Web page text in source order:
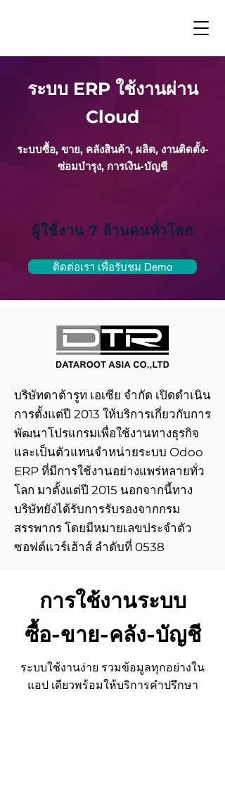
ระบบ ERP ใช้งานผ่าน
Cloud
ระบบซื้อ, ขาย, คลังสินค้า, ผลิต, งานติดตั้ง-
ซ่อมบำรุง, การเงิน-บัญชี
ผู้ใช้งาน 7 ล้านคนทั่วโลก
ติดต่อเรา เพื่อรับชม Demo
บริษัทดาต้ารูท เอเซีย จำกัด เปิดดำเนิน
การตั้งแต่ปี 2013 ให้บริการเกี่ยวกับการ
พัฒนาโปรแกรมเพื่อใช้งานทางธุรกิจ
และเป็นตัวแทนจำหน่ายระบบ Odoo
ERP ที่มีการใช้งานอย่างแพร่หลายทั่ว
โลก มาตั้งแต่ปี 2015 นอกจากนี้ทาง
บริษัทยังได้รับการรับรองจากกรม
สรรพากร โดยมีหมายเลขประจำตัว
ซอฟต์แวร์เฮ้าส์ ลำดับที่ 0538
การใช้งานระบบ
ซื้อ-ขาย-คลัง-บัญชี
ระบบใช้งานง่าย รวมข้อมูลทุกอย่างใน
แอป เดียวพร้อมให้บริการคำปรึกษา